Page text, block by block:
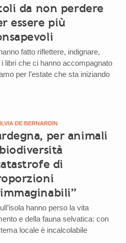
da non perdere
essere più
fatto riflettere, indignare,
libri che ci hanno accompagnato
per l’estate che sta iniziando
DE BERNARDIN
per animali
di
hanno perso la vita
e della fauna selvatica: con
locale è incalcolabile